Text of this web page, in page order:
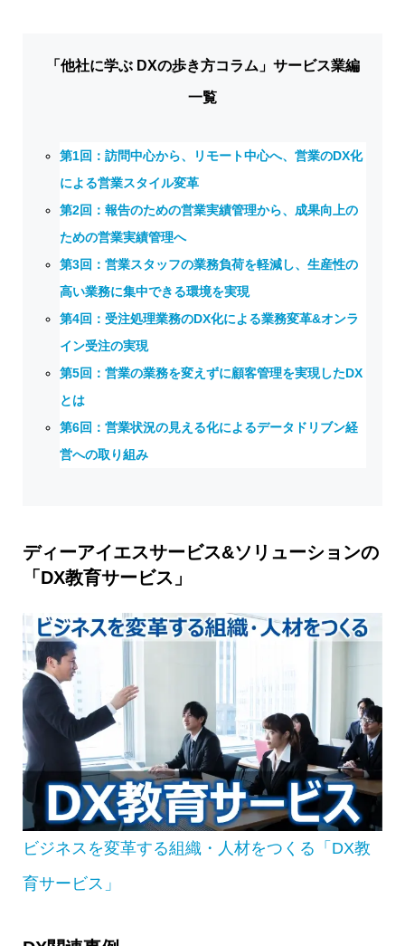
「他社に学ぶ DXの歩き方コラム」サービス業編
一覧
第1回：訪問中心から、リモート中心へ、営業のDX化
による営業スタイル変革
第2回：報告のための営業実績管理から、成果向上の
ための営業実績管理へ
第3回：営業スタッフの業務負荷を軽減し、生産性の
高い業務に集中できる環境を実現
第4回：受注処理業務のDX化による業務変革&オンラ
イン受注の実現
第5回：営業の業務を変えずに顧客管理を実現したDX
とは
第6回：営業状況の見える化によるデータドリブン経
営への取り組み
ディーアイエスサービス&ソリューションの
「DX教育サービス」
ビジネスを変革する組織・人材をつくる「DX教
育サービス」